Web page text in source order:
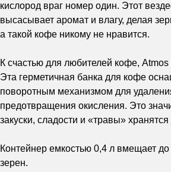
кислород враг номер один. Этот
высасывает аромат и влагу, делая
а такой кофе никому не нравится.
К счастью для любителей кофе,
Эта герметичная банка для кофе
поворотным механизмом для
предотвращения окисления. Это
закуски, сладости и «травы»
Контейнер емкостью 0,4 л вмещает
зерен.